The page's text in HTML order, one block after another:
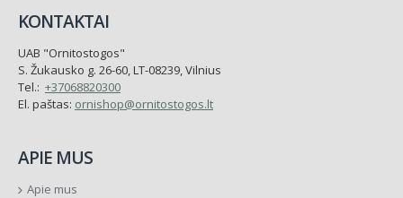
KONTAKTAI
UAB "Ornitostogos"
S. Žukausko g. 26-60, LT-08239, Vilnius
Tel.: +37068820300
El. paštas: ornishop@ornitostogos.lt
APIE MUS
Apie mus